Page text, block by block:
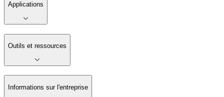
Applications
Outils et ressources
Informations sur l'entreprise